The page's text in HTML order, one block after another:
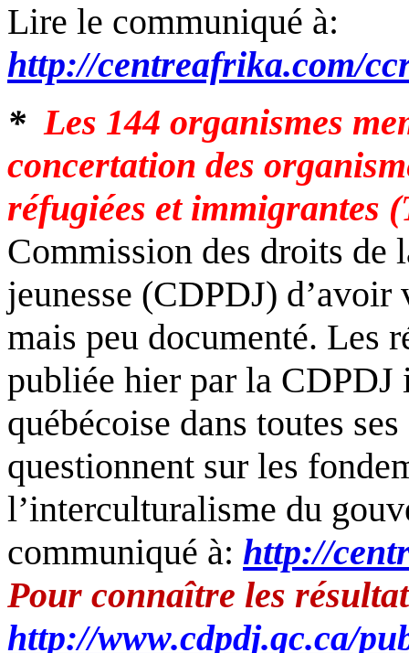
Lire le communiqué à:
http://centreafrika.com/
*Les 144 organismes
concertation des
réfugiées et immigrantes
Commission des droits de
jeunesse (CDPDJ)
mais peu documenté. Les
publiée hier par la CDPDJ
québécoise dans toutes
questionnent sur les
l’interculturalisme du
communiqué à: http://
Pour connaître les
http://www.cdpdj.qc.ca/